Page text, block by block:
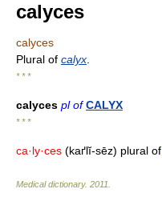
calyces
calyces
Plural of calyx
* * *
calyces pl of CALYX
* * *
ca·ly·ces (kaґlĭ-sēz) plural of
Medical dictionary. 2011